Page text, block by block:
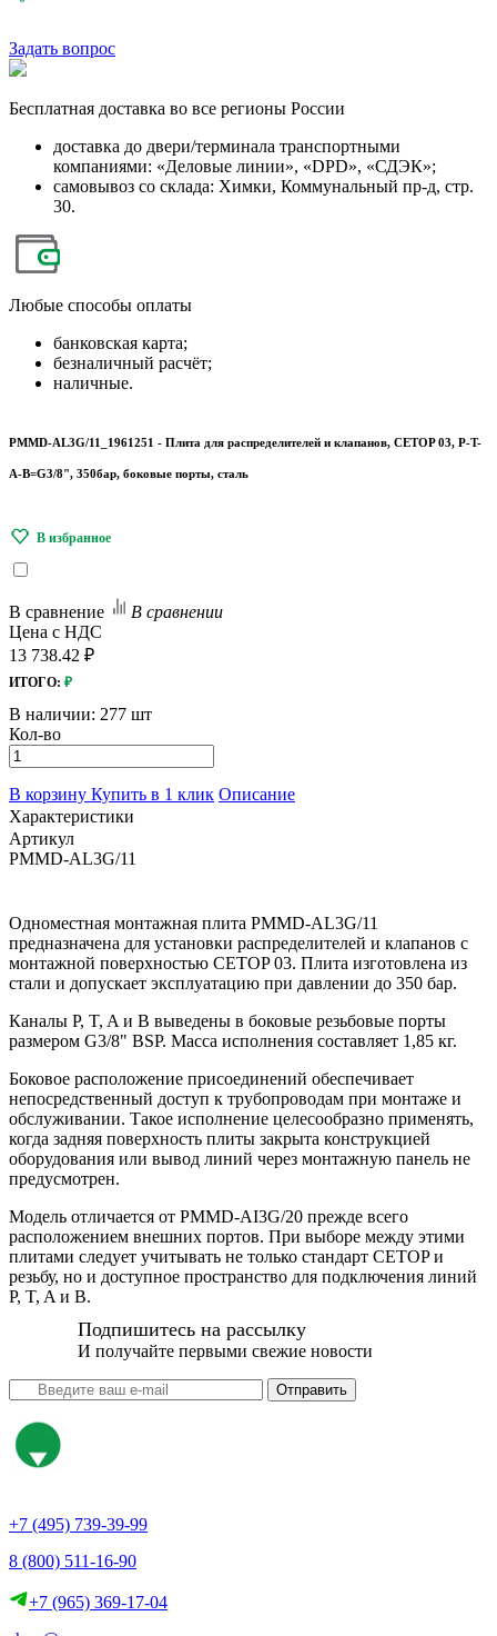
Задать вопрос
Бесплатная доставка во все регионы России
доставка до двери/терминала транспортными
компаниями: «Деловые линии», «DPD», «СДЭК»;
самовывоз со склада: Химки, Коммунальный пр-д, стр.
30.
Любые способы оплаты
банковская карта;
безналичный расчёт;
наличные.
PMMD-AL3G/11_1961251 - Плита для распределителей и клапанов, CETOP 03, P-T-
A-B=G3/8", 350бар, боковые порты, сталь
В сравнение
В сравнении
Цена с НДС
13 738.42 ₽
ИТОГО: ₽
В наличии: 277 шт
Кол-во
В корзину Купить в 1 клик Описание
Характеристики
Артикул
PMMD-AL3G/11
Одноместная монтажная плита PMMD-AL3G/11
предназначена для установки распределителей и клапанов с
монтажной поверхностью CETOP 03. Плита изготовлена из
стали и допускает эксплуатацию при давлении до 350 бар.
Каналы P, T, A и B выведены в боковые резьбовые порты
размером G3/8" BSP. Масса исполнения составляет 1,85 кг.
Боковое расположение присоединений обеспечивает
непосредственный доступ к трубопроводам при монтаже и
обслуживании. Такое исполнение целесообразно применять,
когда задняя поверхность плиты закрыта конструкцией
оборудования или вывод линий через монтажную панель не
предусмотрен.
Модель отличается от PMMD-AI3G/20 прежде всего
расположением внешних портов. При выборе между этими
плитами следует учитывать не только стандарт CETOP и
резьбу, но и доступное пространство для подключения линий
P, T, A и B.
Подпишитесь на рассылку
И получайте первыми свежие новости
Отправить
+7 (495) 739-39-99
8 (800) 511-16-90
+7 (965) 369-17-04